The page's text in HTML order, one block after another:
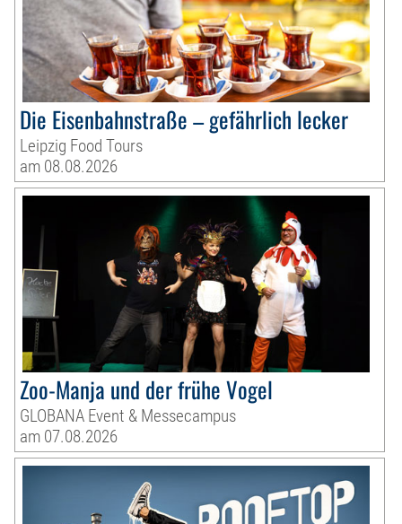
Die Eisenbahnstraße – gefährlich lecker
Leipzig Food Tours
am 08.08.2026
Zoo-Manja und der frühe Vogel
GLOBANA Event & Messecampus
am 07.08.2026